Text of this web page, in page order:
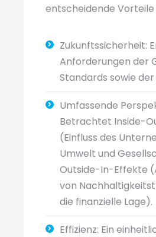
entscheidende
Zukunftssicherheit:
Anforderungen der
Standards sowie der
Umfassende
Betrachtet Inside-
(Einfluss des
Umwelt und
Outside-In-Effekte
von
die finanzielle Lage).
Effizienz: Ein